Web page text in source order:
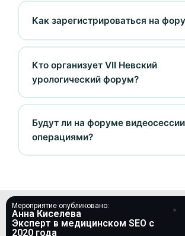
Как зарегистрироваться на
Кто организует VII Невский
урологический форум?
Будут ли на форуме
операциями?
Мероприятие опубликовано:
Анна Киселева
Эксперт в медицинском SEO c
2020 года